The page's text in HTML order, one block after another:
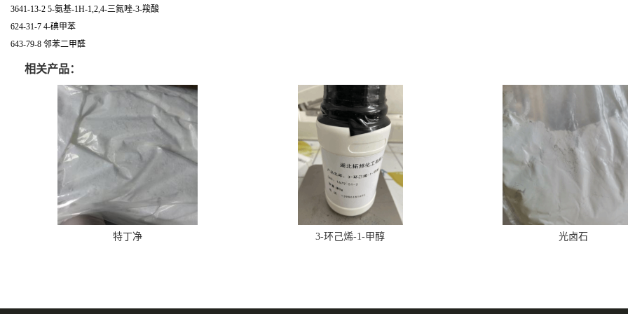
3641-13-2 5-氨基-1H-1,2,4-三氮唑-3-羧酸
624-31-7 4-碘甲苯
643-79-8 邻苯二甲醛
相关产品：
特丁净 3-环己烯-1-甲醇 光卤石